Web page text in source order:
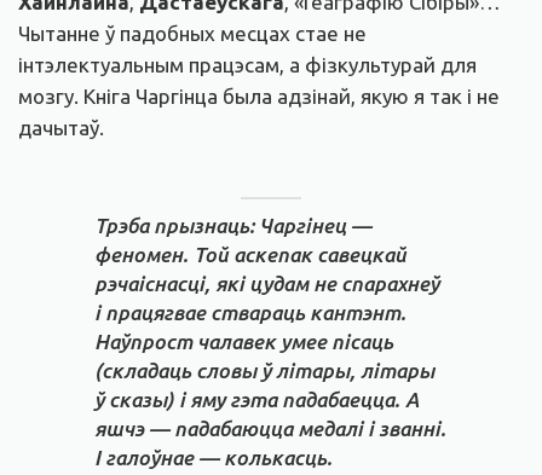
Чытанне ў падобных месцах стае не
інтэлектуальным працэсам, а фізкультурай для
мозгу. Кніга Чаргінца была адзінай, якую я так і не
дачытаў.
Трэба прызнаць: Чаргінец —
феномен. Той аскепак савецкай
рэчаіснасці, які цудам не спарахнеў
і працягвае ствараць кантэнт.
Наўпрост чалавек умее пісаць
(складаць словы ў літары, літары
ў сказы) і яму гэта падабаецца. А
яшчэ — падабаюцца медалі і званні.
І галоўнае — колькасць.